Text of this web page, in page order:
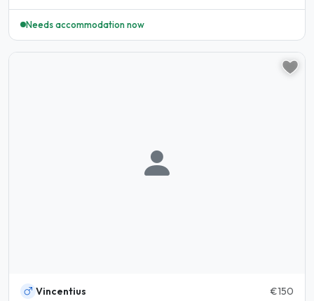
Needs accommodation now
Vincentius €150